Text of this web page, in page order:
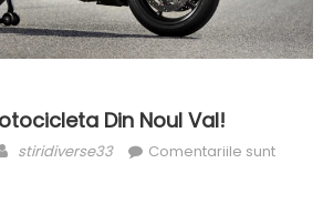
Din Noul Val!
Author
stiridiverse33
Comentariile sunt